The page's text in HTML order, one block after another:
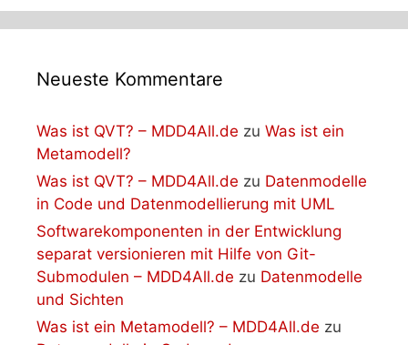
Neueste Kommentare
Was ist QVT? – MDD4All.de zu Was ist ein
Metamodell?
Was ist QVT? – MDD4All.de zu Datenmodelle
in Code und Datenmodellierung mit UML
Softwarekomponenten in der Entwicklung
separat versionieren mit Hilfe von Git-
Submodulen – MDD4All.de zu Datenmodelle
und Sichten
Was ist ein Metamodell? – MDD4All.de zu